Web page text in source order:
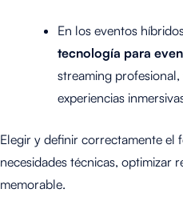
En los eventos
tecnología para
streaming
experiencias
Elegir y definir correctamente el
necesidades técnicas, optimizar
memorable.